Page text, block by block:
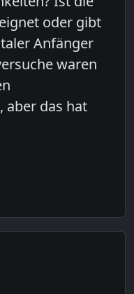
oder gibt
Anfänger
waren
aber das hat